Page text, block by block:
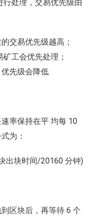
行处理，交易优先级由
交易优先级越高；
工会优先处理；
优先级会降低
率保持在平 均每 10
为：
出块时间/20160 分钟)
区块后，再等待 6 个